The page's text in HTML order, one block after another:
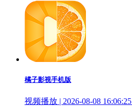
橘子影视手机版
视频播放 | 2026-08-08 16:06:25